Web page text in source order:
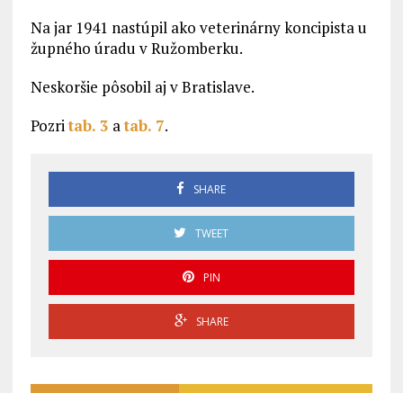
Na jar 1941 nastúpil ako veterinárny koncipista u
župného úradu v Ružomberku.
Neskoršie pôsobil aj v Bratislave.
Pozritab. 3 atab. 7.
SHARE
TWEET
PIN
SHARE